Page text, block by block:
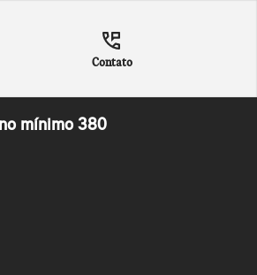
Contato
mínimo 380